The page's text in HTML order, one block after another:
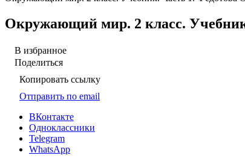
Окружающий мир. 2 класс.
В избранное
Поделиться
Копировать ссылку
Отправить по email
ВКонтакте
Одноклассники
Telegram
WhatsApp